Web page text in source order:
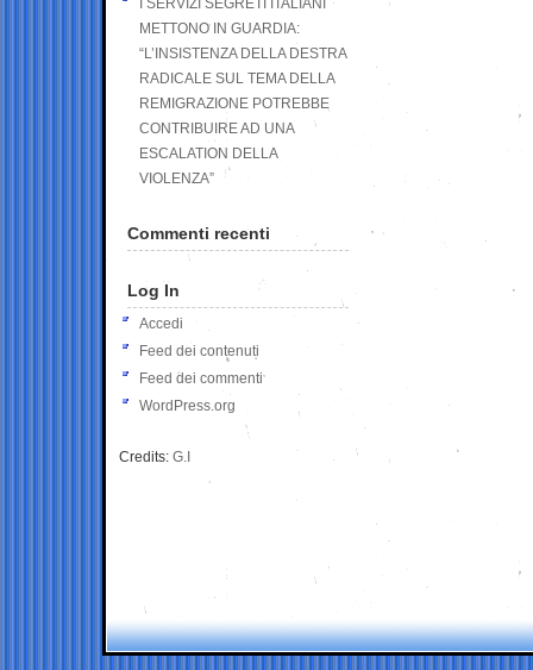
I SERVIZI SEGRETI ITALIANI
METTONO IN GUARDIA:
“L’INSISTENZA DELLA DESTRA
RADICALE SUL TEMA DELLA
REMIGRAZIONE POTREBBE
CONTRIBUIRE AD UNA
ESCALATION DELLA
VIOLENZA”
Commenti recenti
Log In
Accedi
Feed dei contenuti
Feed dei commenti
WordPress.org
Credits: G.I